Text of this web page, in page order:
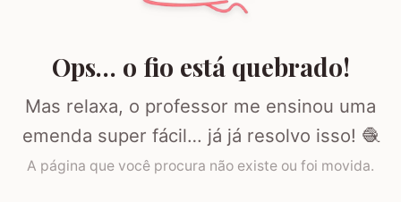
Ops… o fio está quebrado!
Mas relaxa, o professor me ensinou uma
emenda super fácil… já já resolvo isso! 🧶
A página que você procura não existe ou foi movida.